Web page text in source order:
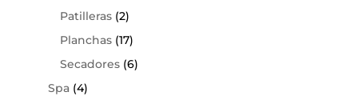
Patilleras (2)
Planchas (17)
Secadores (6)
Spa (4)